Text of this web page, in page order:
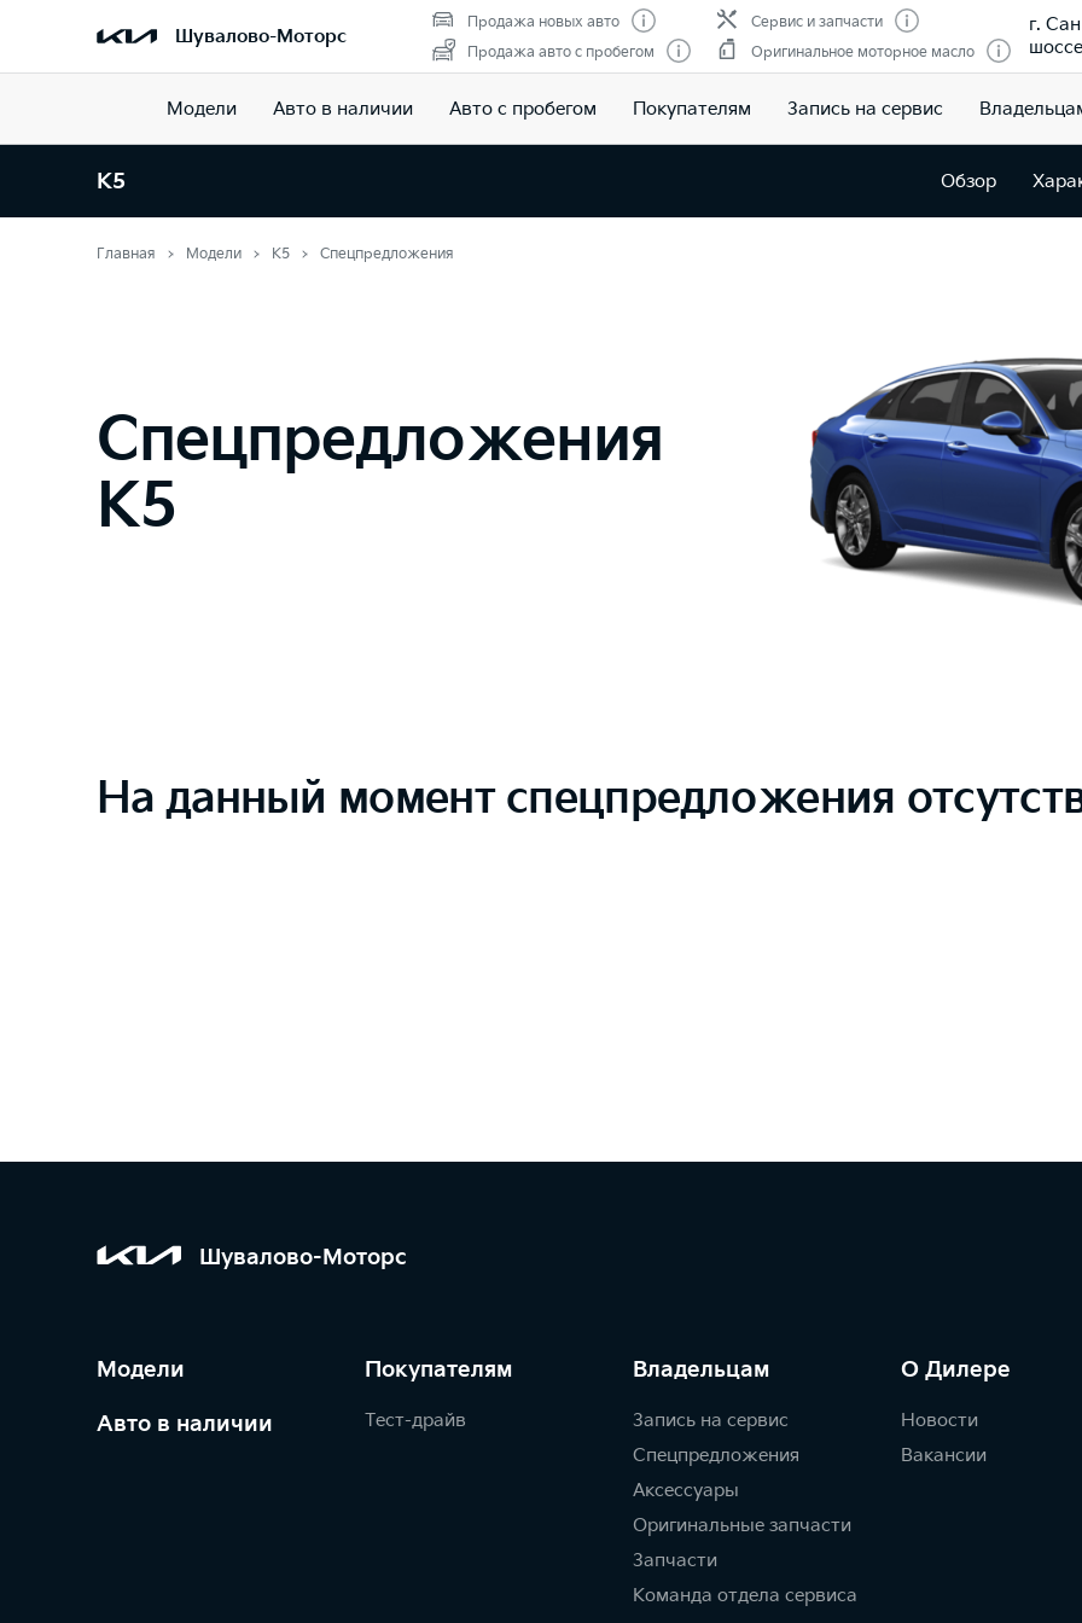
Шувалово-Моторс
Продажа новых авто
Продажа авто с пробегом
Сервис и запчасти
Оригинальное моторное масло
г.
Модели Авто в наличии Авто с пробегом Покупателям Запись на сервис
K5 Обзор
Главная Модели K5 Спецпредложения
Спецпредложения
K5
На данный момент спецпредложения
Шувалово-Моторс
Модели
Авто в наличии
Покупателям
Тест-драйв
Владельцам
Запись на сервис
Спецпредложения
Аксессуары
Оригинальные запчасти
Запчасти
Команда отдела сервиса
О Дилере
Новости
Вакансии